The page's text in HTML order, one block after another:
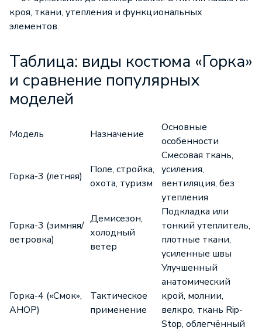
кроя, ткани, утепления и функциональных
элементов.
Таблица: виды костюма «Горка»
и сравнение популярных
моделей
Модель Назначение
Основные
особенности
Горка-3 (летняя)
Поле, стройка,
охота, туризм
Смесовая ткань,
усиления,
вентиляция, без
утепления
Горка-3 (зимняя/
ветровка)
Демисезон,
холодный
ветер
Подкладка или
тонкий утеплитель,
плотные ткани,
усиленные швы
Горка-4 («Смок»,
АНОР)
Тактическое
применение
Улучшенный
анатомический
крой, молнии,
велкро, ткань Rip-
Stop, облегчённый